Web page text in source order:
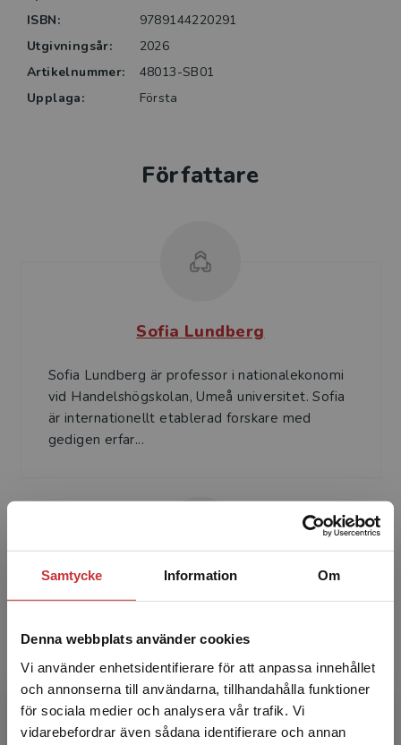
Samtycke Information Om
Denna webbplats använder cookies
Vi använder enhetsidentifierare för att anpassa innehållet
och annonserna till användarna, tillhandahålla funktioner
för sociala medier och analysera vår trafik. Vi
vidarebefordrar även sådana identifierare och annan
Begränsad fraktregion
ISBN:
9789144220291
Utgivningsår:
2026
Artikelnummer:
48013-SB01
Upplaga:
Första
Författare
Sofia Lundberg
Sofia Lundberg är professor i nationalekonomi
vid Handelshögskolan, Umeå universitet. Sofia
är internationellt etablerad forskare med
gedigen erfar...
Tom Madell
Tom Madell är professor i rättsvetenskap vid
Juridiska institutionen, Umeå universitet. Tom är
internationellt etablerad forskare med gedigen
erfar...